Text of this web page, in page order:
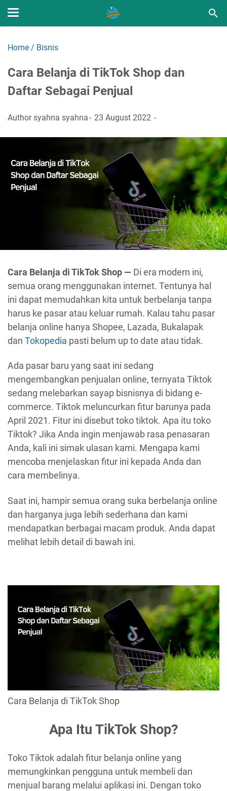
Home / Bisnis
Cara Belanja di TikTok Shop dan
Daftar Sebagai Penjual
Authorsyahna syahna 23 August 2022
Cara Belanja di TikTok Shop — Di era modern ini,
semua orang menggunakan internet. Tentunya hal
ini dapat memudahkan kita untuk berbelanja tanpa
harus ke pasar atau keluar rumah. Kalau tahu pasar
belanja online hanya Shopee, Lazada, Bukalapak
dan Tokopedia pasti belum up to date atau tidak.
Ada pasar baru yang saat ini sedang
mengembangkan penjualan online, ternyata Tiktok
sedang melebarkan sayap bisnisnya di bidang e-
commerce. Tiktok meluncurkan fitur barunya pada
April 2021. Fitur ini disebut toko tiktok. Apa itu toko
Tiktok? Jika Anda ingin menjawab rasa penasaran
Anda, kali ini simak ulasan kami. Mengapa kami
mencoba menjelaskan fitur ini kepada Anda dan
cara membelinya.
Saat ini, hampir semua orang suka berbelanja online
dan harganya juga lebih sederhana dan kami
mendapatkan berbagai macam produk. Anda dapat
melihat lebih detail di bawah ini.
Cara Belanja di TikTok Shop
Apa Itu TikTok Shop?
Toko Tiktok adalah fitur belanja online yang
memungkinkan pengguna untuk membeli dan
menjual barang melalui aplikasi ini. Dengan toko